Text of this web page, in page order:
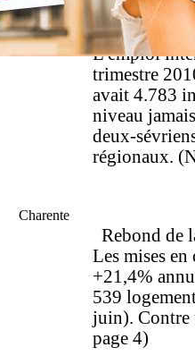
RÉGION
L'intérim
L'emploi
trimestre
avait 4.783
niveau
deux-
régionaux.
Charente
Rebond de
Les mises
+21,4%
539
juin). Contre
page 4)